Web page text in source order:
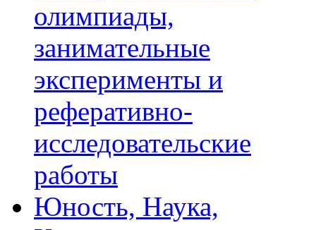
олимпиады,
занимательные
эксперименты и
реферативно-
исследовательские
работы
Юность, Наука,